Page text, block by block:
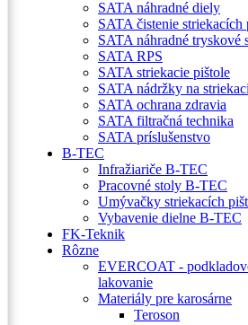
SATA náhradné diely
SATA čistenie striekacích
SATA náhradné tryskové
SATA RPS
SATA striekacie pištole
SATA nádržky na
SATA ochrana zdravia
SATA filtračná technika
SATA príslušenstvo
B-TEC
Infražiariče B-TEC
Pracovné stoly B-TEC
Umývačky striekacích
Vybavenie dielne B-TEC
FK-Teknik
Rôzne
EVERCOAT -
lakovanie
Materiály pre karosárne
Teroson